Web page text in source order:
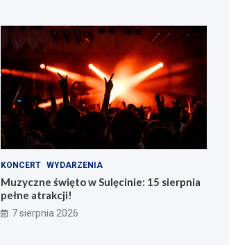
KONCERT WYDARZENIA
Muzyczne święto w Sulęcinie: 15 sierpnia
pełne atrakcji!
7 sierpnia 2026